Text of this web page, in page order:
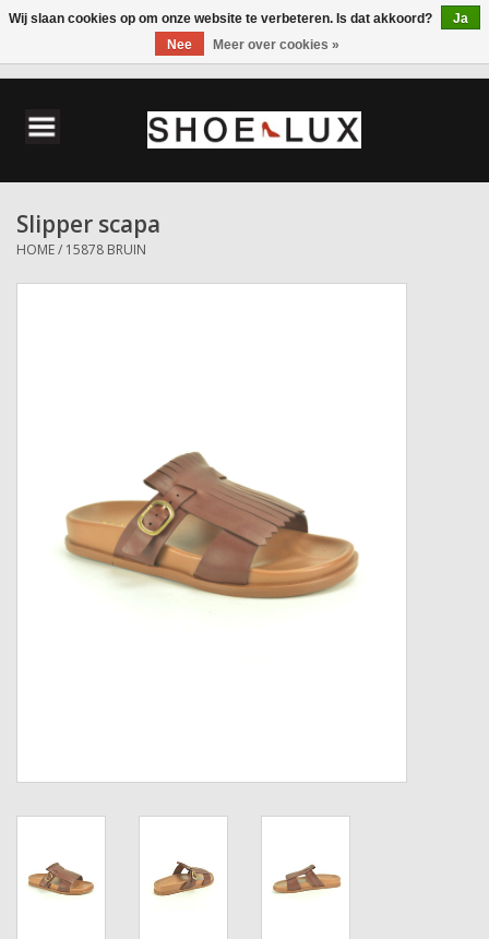
Herenschoenen
Accessoires
Slipper scapa
HOME/ 15878 BRUIN
Wij slaan cookies op om onze website te verbeteren. Is dat akkoord?
Ja
Nee
Meer over cookies »